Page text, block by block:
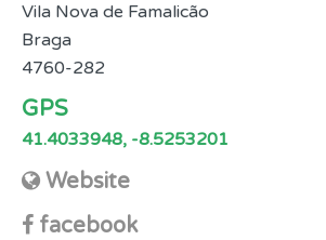
Vila Nova de Famalicão
Braga
4760-282
GPS
41.4033948, -8.5253201
Website
facebook